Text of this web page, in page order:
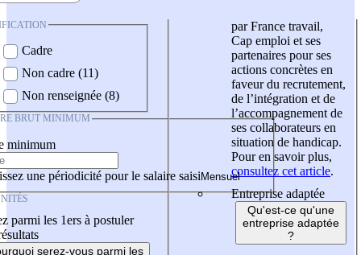
Cadre
Non cadre (11)
Non renseignée (8)
BRUT MINIMUM
minimum
une périodicité pour le salaire saisi
parmi les 1ers à postuler
serez-vous parmi les
par France travail,
Cap emploi et ses
partenaires pour ses
actions concrètes en
faveur du recrutement,
de l’intégration et de
l’accompagnement de
ses collaborateurs en
situation de handicap.
Pour en savoir plus,
consultez cet article.
Entreprise adaptée
Qu'est-ce qu'une
entreprise adaptée
?